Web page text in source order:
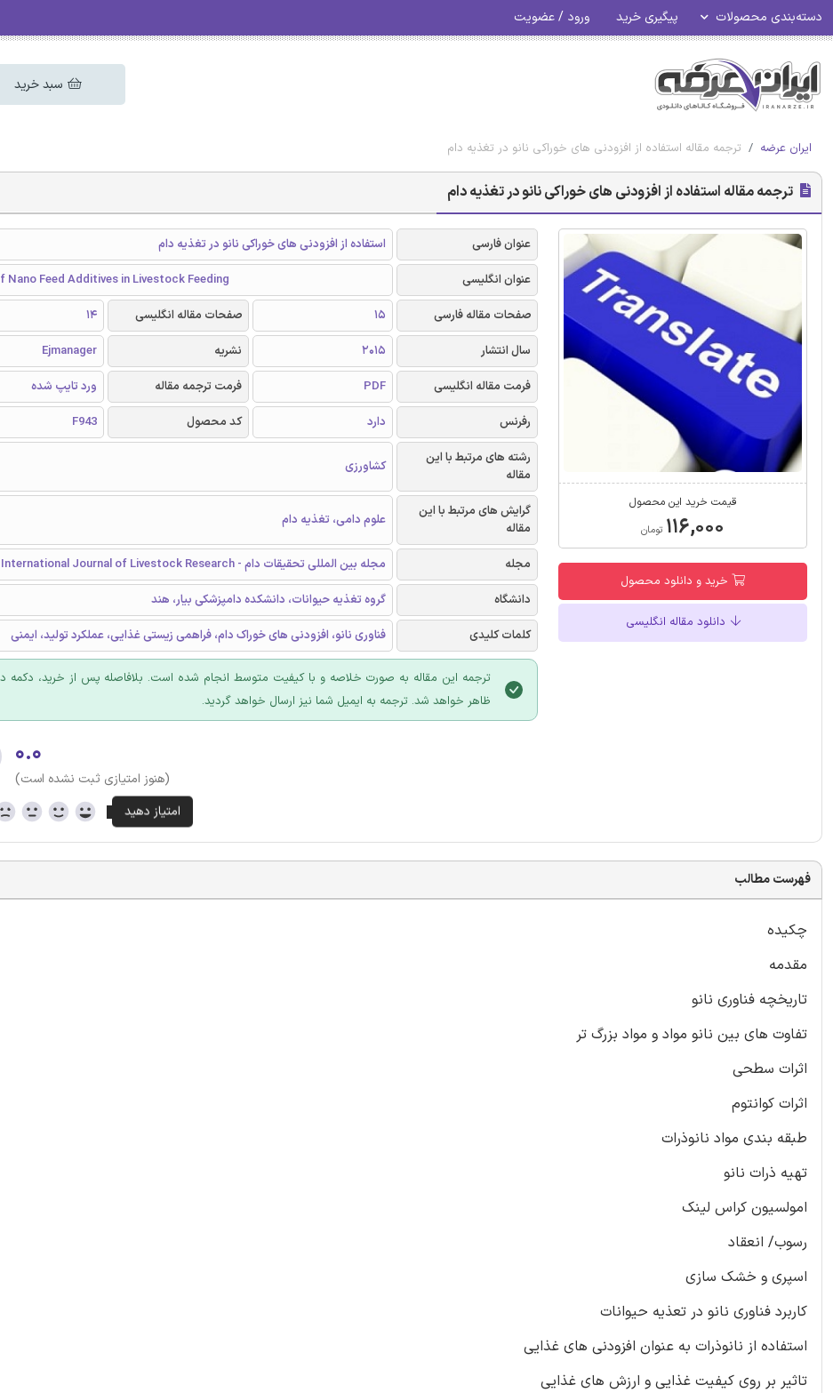
دسته‌بندی محصولات پیگیری خرید ورود / عضویت
سبد خرید
ایران عرضه ترجمه مقاله استفاده از افزودنی های خوراکی نانو در تغذیه دام
ترجمه مقاله استفاده از افزودنی های خوراکی نانو در تغذیه دام
قیمت خرید این محصول
۱۱۶,۰۰۰ تومان
خرید و دانلود محصول
دانلود مقاله انگلیسی
عنوان فارسی
استفاده از افزودنی های خوراکی نانو در تغذیه دام
عنوان انگلیسی
Nano Feed Additives in Livestock Feeding
صفحات مقاله فارسی
15 صفحات مقاله انگلیسی
14
سال انتشار
2015 نشریه
Ejmanager
فرمت مقاله انگلیسی
PDF فرمت ترجمه مقاله
ورد تایپ شده
رفرنس
دارد کد محصول
F943
رشته های مرتبط با این
مقاله
کشاورزی
گرایش های مرتبط با این
مقاله
علوم دامی، تغذیه دام
مجله
مجله بین المللی تحقیقات دام - International Journal of Livestock Research
دانشگاه
گروه تغذیه حیوانات، دانشکده دامپزشکی بیار، هند
کلمات کلیدی
فناوری نانو، افزودنی های خوراک دام، فراهمی زیستی غذایی، عملکرد تولید، ایمنی
ترجمه این مقاله به صورت خلاصه و با کیفیت متوسط انجام شده است. بلافاصله پس از خرید، دکمه
ظاهر خواهد شد. ترجمه به ایمیل شما نیز ارسال خواهد گردید.
۰.۰
(هنوز امتیازی ثبت نشده است)
فهرست مطالب
چکیده
مقدمه
تاریخچه فناوری نانو
تفاوت های بین نانو مواد و مواد بزرگ تر
اثرات سطحی
اثرات کوانتوم
طبقه بندی مواد نانوذرات
تهیه ذرات نانو
امولسیون کراس لینک
رسوب/ انعقاد
اسپری و خشک سازی
کاربرد فناوری نانو در تعذیه حیوانات
استفاده از نانوذرات به عنوان افزودنی های غذایی
تاثیر بر روی کیفیت غذایی و ارزش های غذایی